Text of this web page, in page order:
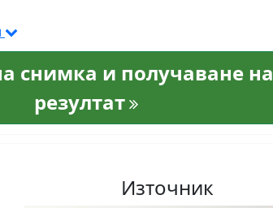
снимка и получаване на
резултат
Източник